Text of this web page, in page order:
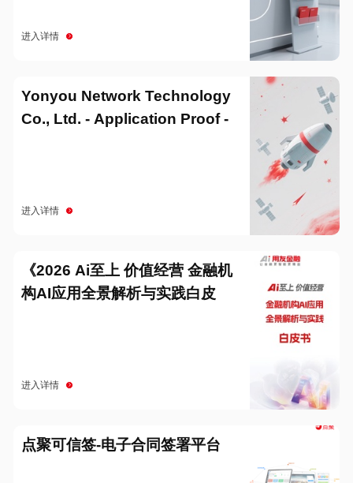
进入详情
Yonyou Network Technology
Co., Ltd. - Application Proof -
进入详情
《2026 Ai至上 价值经营 金融机
构AI应用全景解析与实践白皮
进入详情
点聚可信签-电子合同签署平台